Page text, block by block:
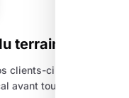
terrain
clients-cibles et les
avant toute action.